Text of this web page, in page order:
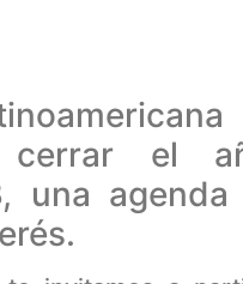
cerrar el
una